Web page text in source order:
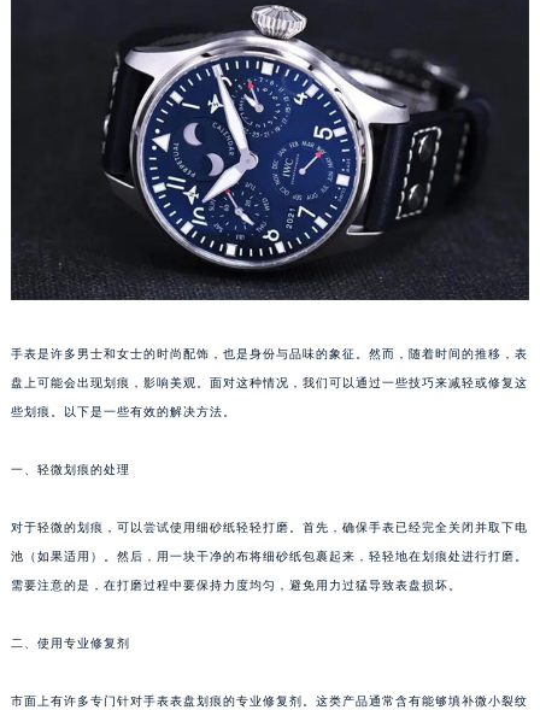
手表是许多男士和女士的时尚配饰，也是身份与品味的象征。然而，随着时间的推移，表
盘上可能会出现划痕，影响美观。面对这种情况，我们可以通过一些技巧来减轻或修复这
些划痕。以下是一些有效的解决方法。
一、轻微划痕的处理
对于轻微的划痕，可以尝试使用细砂纸轻轻打磨。首先，确保手表已经完全关闭并取下电
池（如果适用）。然后，用一块干净的布将细砂纸包裹起来，轻轻地在划痕处进行打磨。
需要注意的是，在打磨过程中要保持力度均匀，避免用力过猛导致表盘损坏。
二、使用专业修复剂
市面上有许多专门针对手表表盘划痕的专业修复剂。这类产品通常含有能够填补微小裂纹